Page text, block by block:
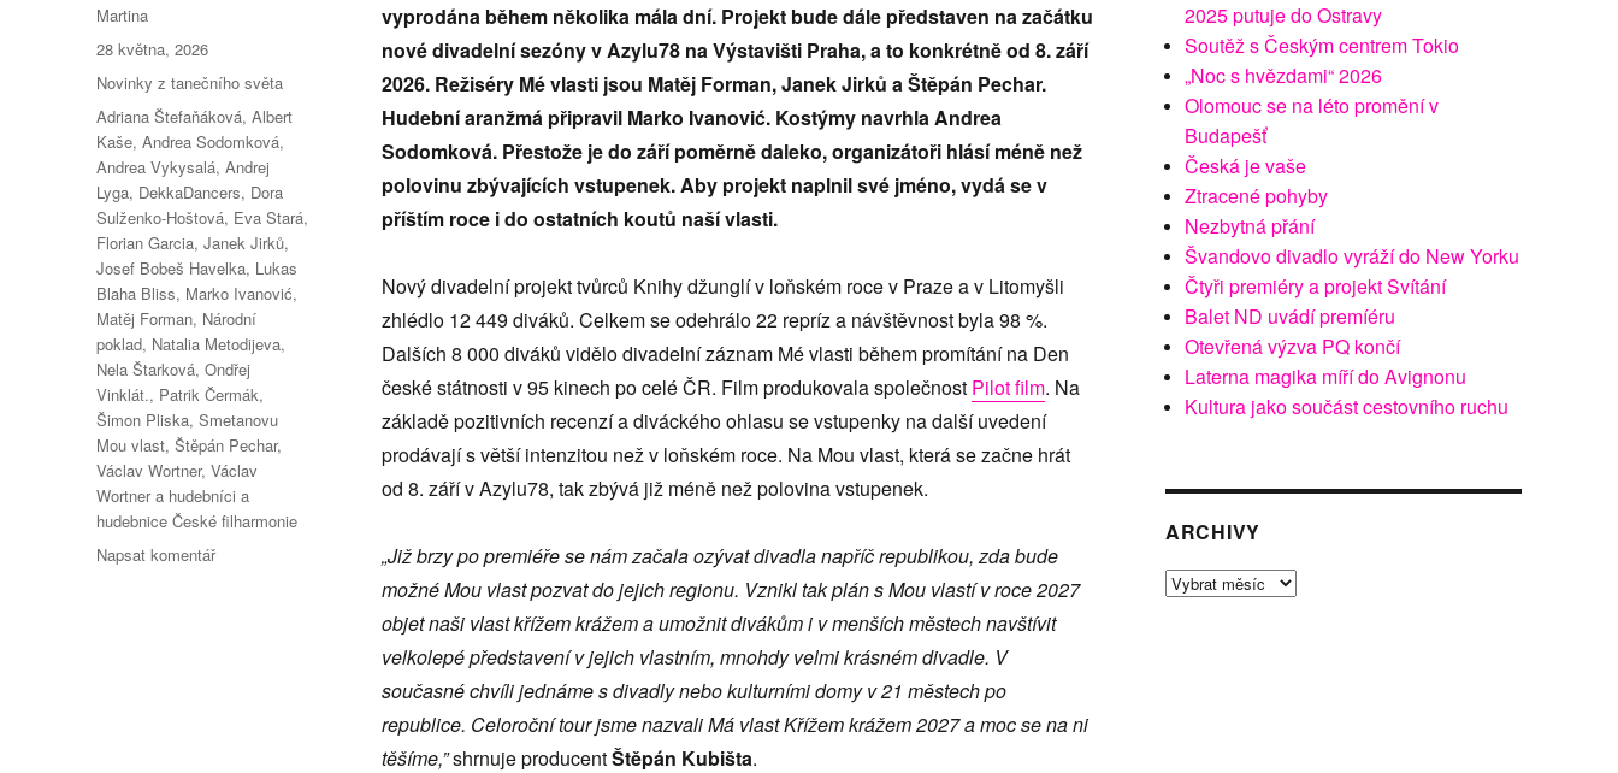
vyprodána během několika mála dní. Projekt bude dále představen na začátku
nové divadelní sezóny v Azylu78 na Výstavišti Praha, a to konkrétně od 8. září
2026. Režiséry Mé vlasti jsou Matěj Forman, Janek Jirků a Štěpán Pechar.
Hudební aranžmá připravil Marko Ivanović. Kostýmy navrhla Andrea
Sodomková. Přestože je do září poměrně daleko, organizátoři hlásí méně než
polovinu zbývajících vstupenek. Aby projekt naplnil své jméno, vydá se v
příštím roce i do ostatních koutů naší vlasti.
Nový divadelní projekt tvůrců Knihy džunglí v loňském roce v Praze a v Litomyšli
zhlédlo 12 449 diváků. Celkem se odehrálo 22 repríz a návštěvnost byla 98 %.
Dalších 8 000 diváků vidělo divadelní záznam Mé vlasti během promítání na Den
české státnosti v 95 kinech po celé ČR. Film produkovala společnost Pilot film. Na
základě pozitivních recenzí a diváckého ohlasu se vstupenky na další uvedení
prodávají s větší intenzitou než v loňském roce. Na Mou vlast, která se začne hrát
od 8. září v Azylu78, tak zbývá již méně než polovina vstupenek.
„Již brzy po premiéře se nám začala ozývat divadla napříč republikou, zda bude
možné Mou vlast pozvat do jejich regionu. Vznikl tak plán s Mou vlastí v roce 2027
objet naši vlast křížem krážem a umožnit divákům i v menších městech navštívit
velkolepé představení v jejich vlastním, mnohdy velmi krásném divadle. V
současné chvíli jednáme s divadly nebo kulturními domy v 21 městech po
republice. Celoroční tour jsme nazvali Má vlast Křížem krážem 2027 a moc se na ni
těšíme,”shrnuje producentŠtěpán Kubišta.
Autor:
Martina
Publikováno:
28 května, 2026
Rubriky:
Novinky z tanečního světa
Štítky:
Adriana Štefaňáková,Albert
Kaše,Andrea Sodomková,
Andrea Vykysalá,Andrej
Lyga, DekkaDancers, Dora
Sulženko-Hoštová, Eva Stará,
Florian Garcia,Janek Jirků,
Josef Bobeš Havelka, Lukas
Blaha Bliss, Marko Ivanović,
Matěj Forman, Národní
poklad, Natalia Metodijeva,
Nela Štarková,Ondřej
Vinklát., Patrik Čermák,
Šimon Pliska,Smetanovu
Mou vlast,Štěpán Pechar,
Václav Wortner,Václav
Wortner a hudebníci a
hudebnice České filharmonie
Napsat komentářpro
2025 putuje do Ostravy
Soutěž s Českým centrem Tokio
„Noc s hvězdami“ 2026
Olomouc se na léto promění v
Budapešť
Česká je vaše
Ztracené pohyby
Nezbytná přání
Švandovo divadlo vyráží do New Yorku
Čtyři premiéry a projekt Svítání
Balet ND uvádí premíéru
Otevřená výzva PQ končí
Laterna magika míří do Avignonu
Kultura jako součást cestovního ruchu
ARCHIVY
Archivy